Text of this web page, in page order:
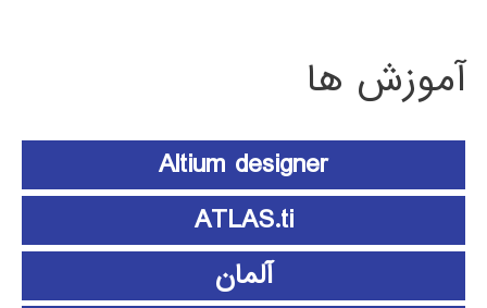
آموزش ها
Altium designer
ATLAS.ti
آلمان